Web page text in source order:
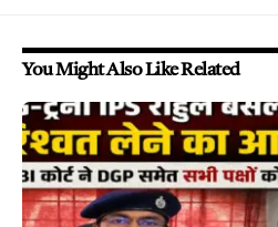
You Might Also Like Related